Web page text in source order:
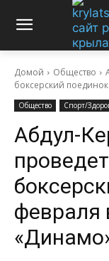
Домой Общество
боксерский
Общество Спорт/
Абдул-
февраля